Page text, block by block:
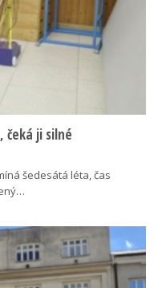
čeká ji silné
šedesátá léta, čas